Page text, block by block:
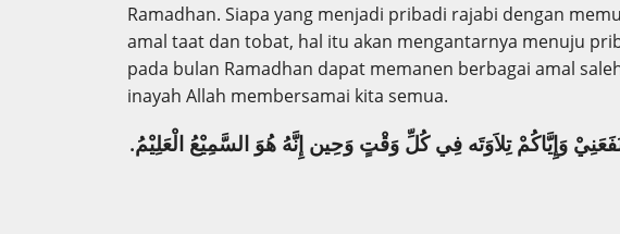
Ramadhan. Siapa yang menjadi pribadi rajabi dengan
amal taat dan tobat, hal itu akan mengantarnya menuju
pada bulan Ramadhan dapat memanen berbagai amal
inayah Allah membersamai kita semua.
وَإِيَّاكُمْ تِلاَوَتَه فِي كُلِّ وَقْتٍ وَحِين إِنَّهُ هُوَ السَّمِيْعُ الْعَلِيْمُ.